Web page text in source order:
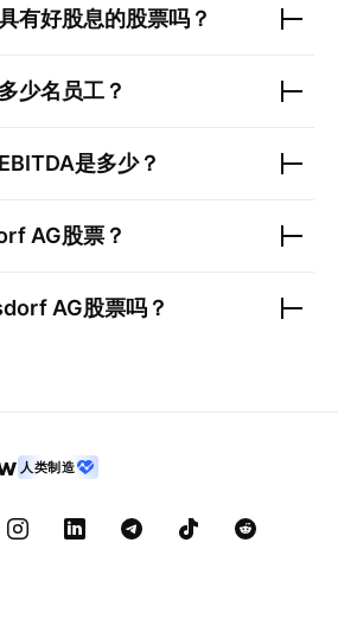
有好股息的股票吗？
少名员工？
是多少？
AG股票？
AG股票吗？
人类制造